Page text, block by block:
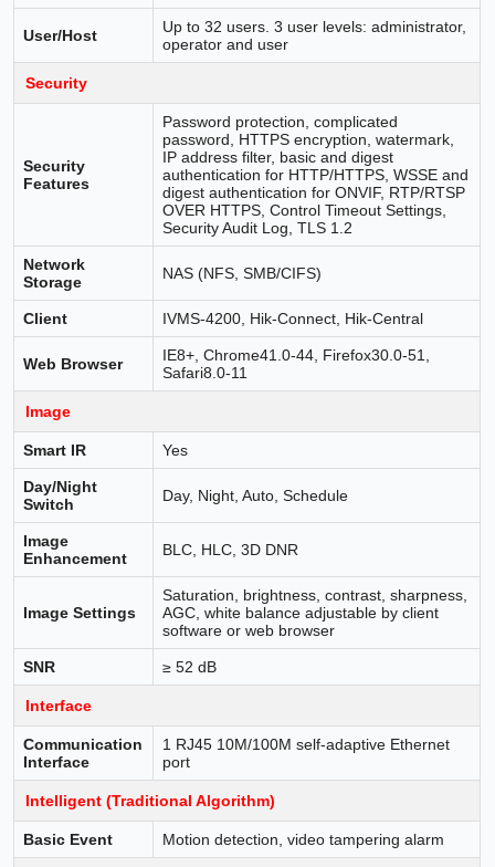
User/Host
Up to 32 users. 3 user levels: administrator,
operator and user
Security
Security
Features
Password protection, complicated
password, HTTPS encryption, watermark,
IP address filter, basic and digest
authentication for HTTP/HTTPS, WSSE and
digest authentication for ONVIF, RTP/RTSP
OVER HTTPS, Control Timeout Settings,
Security Audit Log, TLS 1.2
Network
Storage
NAS (NFS, SMB/CIFS)
Client IVMS-4200, Hik-Connect, Hik-Central
Web Browser
IE8+, Chrome41.0-44, Firefox30.0-51,
Safari8.0-11
Image
Smart IR Yes
Day/Night
Switch
Day, Night, Auto, Schedule
Image
Enhancement
BLC, HLC, 3D DNR
Image Settings
Saturation, brightness, contrast, sharpness,
AGC, white balance adjustable by client
software or web browser
SNR ≥ 52 dB
Interface
Communication
Interface
1 RJ45 10M/100M self-adaptive Ethernet
port
Intelligent (Traditional Algorithm)
Basic Event Motion detection, video tampering alarm